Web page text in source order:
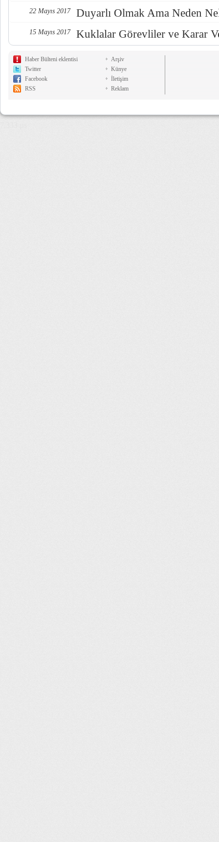
22 Mayıs 2017 Duyarlı Olmak Ama Neden
15 Mayıs 2017 Kuklalar Görevliler ve Karar
Haber Bülteni eklentisi
Twitter
Facebook
RSS
Arşiv
Künye
İletişim
Reklam